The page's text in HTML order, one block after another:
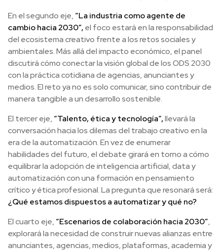
En el segundo eje, “La industria como agente de
cambio hacia 2030”, el foco estará en la responsabilidad
del ecosistema creativo frente a los retos sociales y
ambientales. Más allá del impacto económico, el panel
discutirá cómo conectar la visión global de los ODS 2030
con la práctica cotidiana de agencias, anunciantes y
medios. El reto ya no es solo comunicar, sino contribuir de
manera tangible a un desarrollo sostenible.
El tercer eje, “Talento, ética y tecnología”,llevará la
conversación hacia los dilemas del trabajo creativo en la
era de la automatización. En vez de enumerar
habilidades del futuro, el debate girará en torno a cómo
equilibrar la adopción de inteligencia artificial, data y
automatización con una formación en pensamiento
crítico y ética profesional. La pregunta que resonará será:
¿Qué estamos dispuestos a automatizar y qué no?
El cuarto eje, “Escenarios de colaboración hacia 2030”,
explorará la necesidad de construir nuevas alianzas entre
anunciantes, agencias, medios, plataformas, academia y